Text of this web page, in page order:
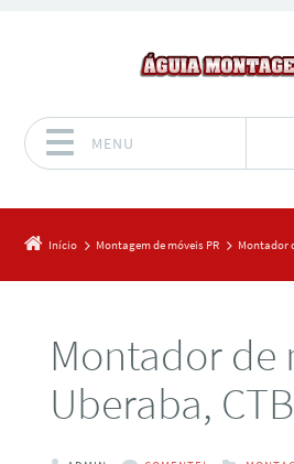
MENU
Início Montagem de móveis PR Montador
Montador de
Uberaba,